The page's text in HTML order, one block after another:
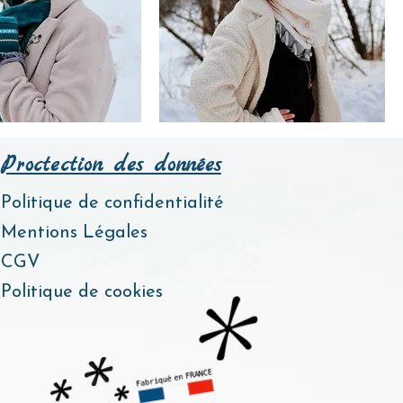
Prix
59,00 €
Proctection des données
Politique de confidentialité
Mentions Légales
CGV
Politique de cookies